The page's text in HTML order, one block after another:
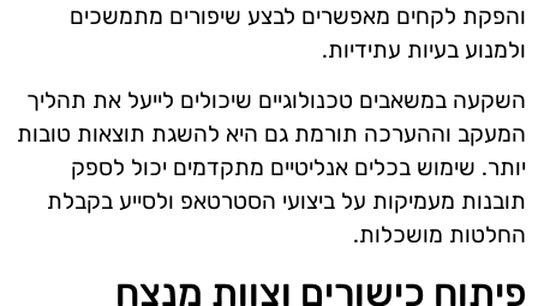
והפקת לקחים מאפשרים לבצע שיפורים מתמשכים
ולמנוע בעיות עתידיות.
השקעה במשאבים טכנולוגיים שיכולים לייעל את תהליך
המעקב וההערכה תורמת גם היא להשגת תוצאות טובות
יותר. שימוש בכלים אנליטיים מתקדמים יכול לספק
תובנות מעמיקות על ביצועי הסטרטאפ ולסייע בקבלת
החלטות מושכלות.
פיתוח כישורים וצוות מנצח